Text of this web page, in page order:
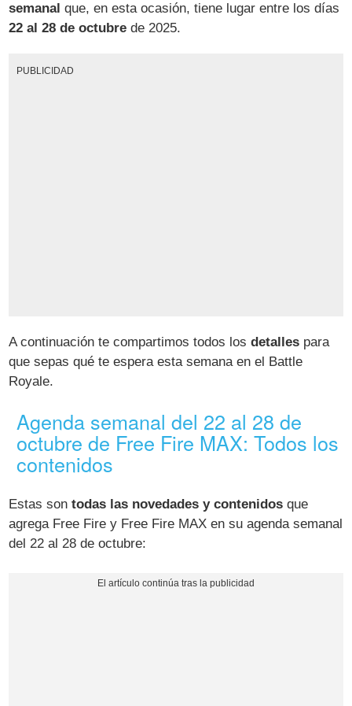
semanal que, en esta ocasión, tiene lugar entre los días
22 al 28 de octubre de 2025.
PUBLICIDAD
A continuación te compartimos todos losdetalles para
que sepas qué te espera esta semana en el Battle
Royale.
Agenda semanal del 22 al 28 de
octubre de Free Fire MAX: Todos los
contenidos
Estas sontodas las novedades y contenidos que
agrega Free Fire y Free Fire MAX en su agenda semanal
del 22 al 28 de octubre: